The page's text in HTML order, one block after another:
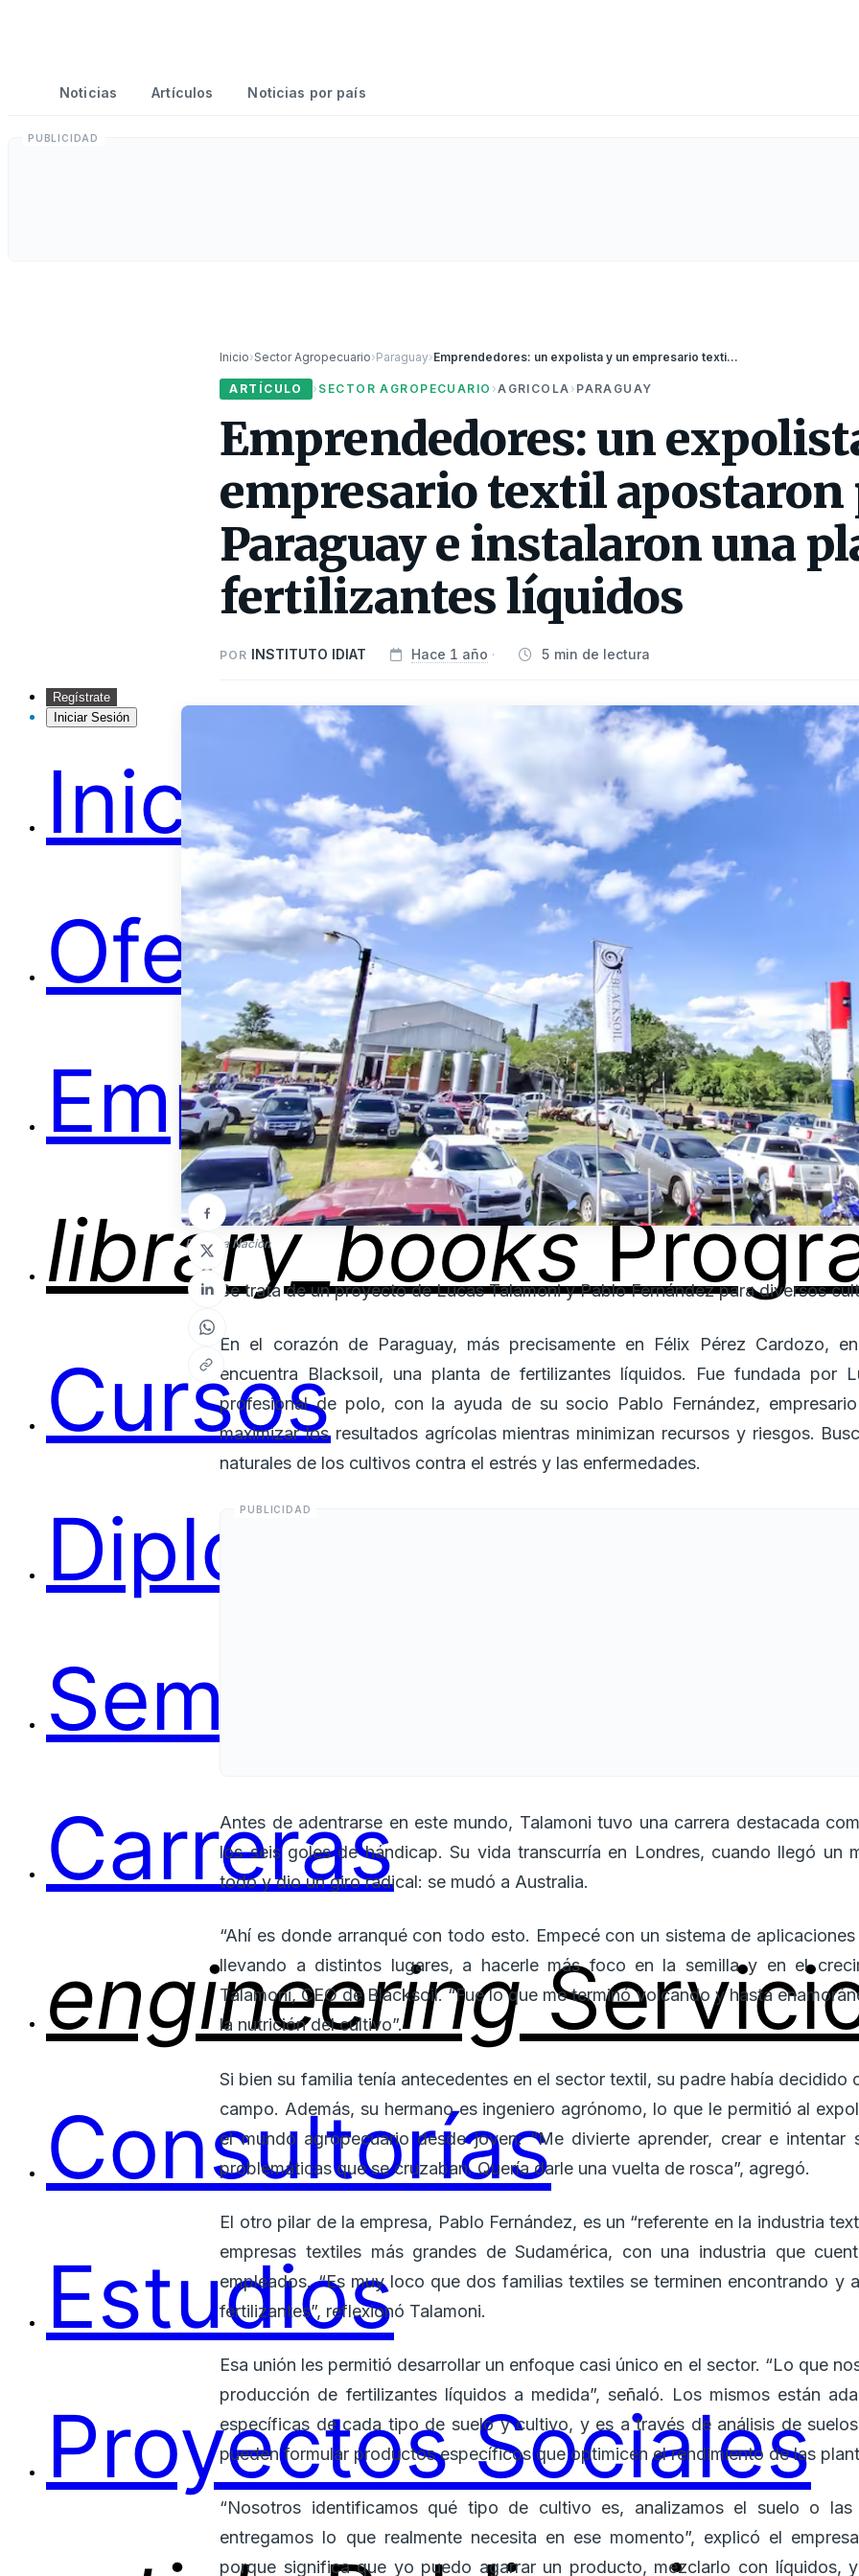
Regístrate
Iniciar Sesión
Inicio
Ofertas
Empleos
library_books
Cursos
Diplomas
Seminarios
Carreras
engineering
Consultorías
Estudios
Proyectos Sociales
Noticias Artículos Noticias por país
Inicio›Sector Agropecuario›Paraguay› Emprendedores: un expolista y un empresario textil apostaron por Paraguay e instalaron una planta de fertilizantes líquidos
ARTÍCULO › SECTOR AGROPECUARIO ›AGRICOLA › PARAGUAY
Emprendedores: un
empresario textil apostaron
Paraguay e instalaron una
fertilizantes líquidos
POR INSTITUTO IDIAT Hace 1 año · 5 min de lectura
Foto: La Nación
Se trata de un proyecto de Lucas Talamoni y Pablo Fernández para diversos
En el corazón de Paraguay, más precisamente en Félix Pérez Cardozo,
encuentra Blacksoil, una planta de fertilizantes líquidos. Fue fundada por
profesional de polo, con la ayuda de su socio Pablo Fernández,
maximizar los resultados agrícolas mientras minimizan recursos y riesgos.
naturales de los cultivos contra el estrés y las enfermedades.
Antes de adentrarse en este mundo, Talamoni tuvo una carrera destacada
los seis goles de hándicap. Su vida transcurría en Londres, cuando llegó un
todo y dio un giro radical: se mudó a Australia.
“Ahí es donde arranqué con todo esto. Empecé con un sistema de
llevando a distintos lugares, a hacerle más foco en la semilla y en el
Talamoni, CEO de Blacksoil. “Fue lo que me terminó volcando y hasta
la nutrición del cultivo”.
Si bien su familia tenía antecedentes en el sector textil, su padre había decidido
campo. Además, su hermano es ingeniero agrónomo, lo que le permitió al
el mundo agropecuario desde joven: “Me divierte aprender, crear e intentar
problemáticas que se cruzaban. Quería darle una vuelta de rosca”, agregó.
El otro pilar de la empresa, Pablo Fernández, es un “referente en la industria
empresas textiles más grandes de Sudamérica, con una industria que
empleados. “Es muy loco que dos familias textiles se terminen encontrando y
fertilizantes”, reflexionó Talamoni.
Esa unión les permitió desarrollar un enfoque casi único en el sector. “Lo que
producción de fertilizantes líquidos a medida”, señaló. Los mismos están
específicas de cada tipo de suelo y cultivo, y es a través de análisis de
pueden formular productos específicos que optimicen el rendimiento de las
“Nosotros identificamos qué tipo de cultivo es, analizamos el suelo o
entregamos lo que realmente necesita en ese momento”, explicó el
porque significa que yo puedo agarrar un producto, mezclarlo con líquidos,